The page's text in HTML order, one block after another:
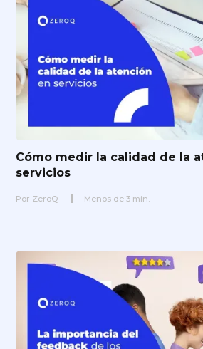
Cómo medir la calidad de la
servicios
Por ZeroQ Menos de 3 min.